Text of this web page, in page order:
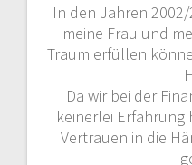
In den Jahren
meine Frau und
Traum erfüllen
Da wir bei der
keinerlei
Vertrauen in die